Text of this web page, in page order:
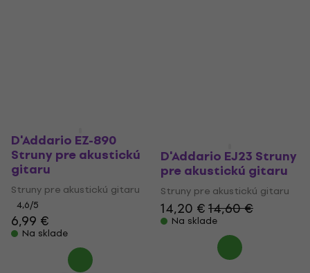
D'Addario EZ-890
Struny pre akustickú
gitaru
Struny pre akustickú gitaru
4,6/5
6,99 €
Na sklade
D'Addario EJ23 Struny
pre akustickú gitaru
Struny pre akustickú gitaru
14,20 €14,60 €
Na sklade